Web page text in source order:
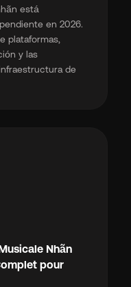
está
en 2026.
plataformas,
y las
de
Nhãn
pour